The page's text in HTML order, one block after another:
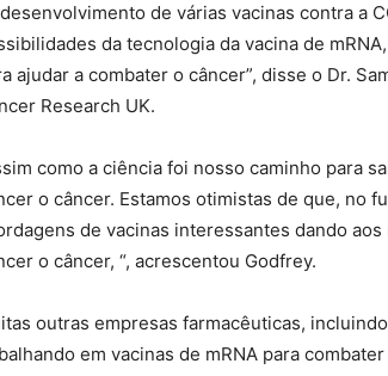
desenvolvimento de várias vacinas contra a
da tecnologia da vacina de
ajudar a combater o câncer”, disse o Dr.
Research UK.
como a ciência foi nosso caminho para
o câncer. Estamos otimistas de que, no
de vacinas interessantes dando
o câncer, “, acrescentou Godfrey.
outras empresas farmacêuticas,
em vacinas de mRNA para